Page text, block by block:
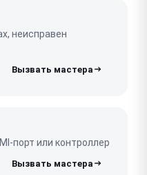
неисправен
порт или контроллер